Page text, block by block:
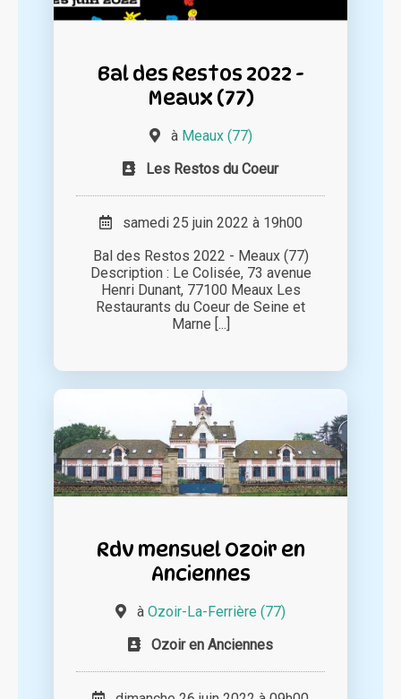
Bal des Restos 2022 -
Meaux (77)
à Meaux (77)
Les Restos du Coeur
samedi 25 juin 2022 à 19h00
Bal des Restos 2022 - Meaux (77)
Description : Le Colisée, 73 avenue
Henri Dunant, 77100 Meaux Les
Restaurants du Coeur de Seine et
Marne [...]
Rdv mensuel Ozoir en
Anciennes
à Ozoir-La-Ferrière (77)
Ozoir en Anciennes